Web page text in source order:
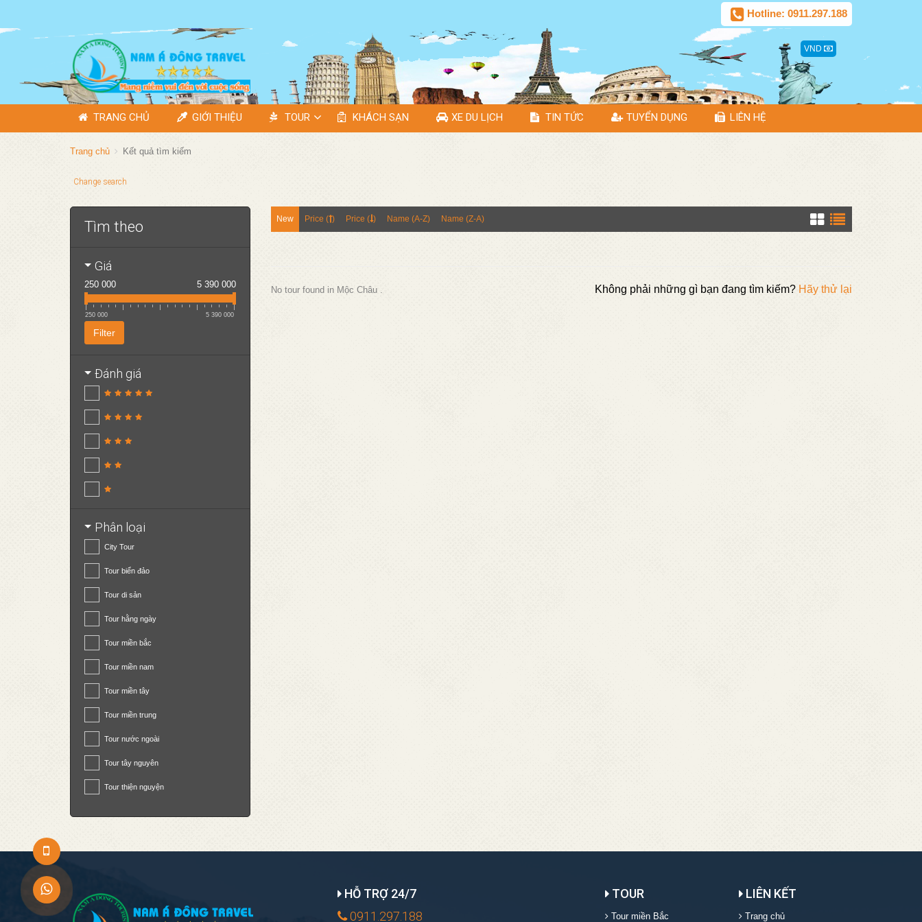
Hotline: 0911.297.188
VND
TRANG CHỦ GIỚI THIỆU TOUR KHÁCH SẠN XE DU LỊCH TIN TỨC TUYỂN DỤNG LIÊN HỆ
Trang chủ Kết quả tìm kiếm
Change search
Tìm theo
Giá
250 000 5 390 000
250 000 5 390 000
Filter
Đánh giá
Phân loại
City Tour
Tour biển đảo
Tour di sản
Tour hằng ngày
Tour miền bắc
Tour miền nam
Tour miền tây
Tour miền trung
Tour nước ngoài
Tour tây nguyên
Tour thiện nguyện
New Price ( ) Price ( ) Name (A-Z) Name (Z-A)
No tour found in Mộc Châu . Không phải những gì bạn đang tìm kiếm? Hãy thử lại
HỖ TRỢ 24/7
0911.297.188
TOUR
Tour miền Bắc
LIÊN KẾT
Trang chủ